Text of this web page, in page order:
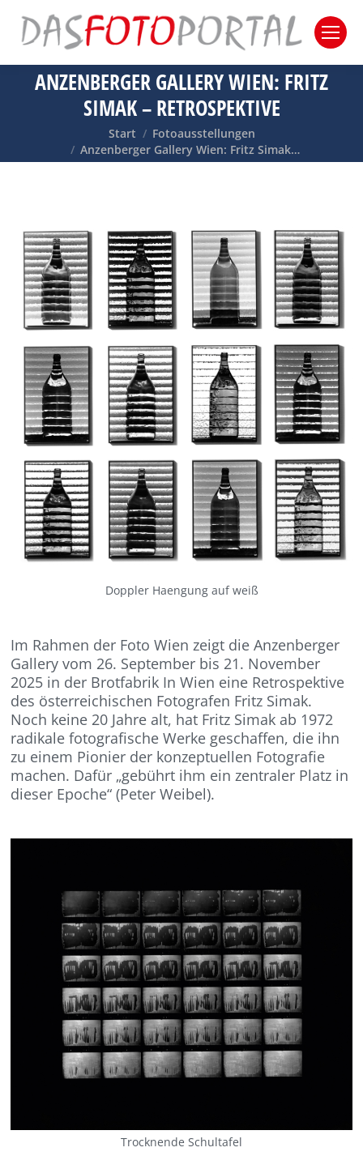
ANZENBERGER GALLERY WIEN: FRITZ
SIMAK – RETROSPEKTIVE
Sie befinden sich hier:
Start
Fotoausstellungen
Anzenberger Gallery Wien: Fritz Simak…
Doppler Haengung auf weiß
Im Rahmen der Foto Wien zeigt die Anzenberger
Gallery vom 26. September bis 21. November
2025 in der Brotfabrik In Wien eine Retrospektive
des österreichischen Fotografen Fritz Simak.
Noch keine 20 Jahre alt, hat Fritz Simak ab 1972
radikale fotografische Werke geschaffen, die ihn
zu einem Pionier der konzeptuellen Fotografie
machen. Dafür „gebührt ihm ein zentraler Platz in
dieser Epoche“ (Peter Weibel).
Trocknende Schultafel